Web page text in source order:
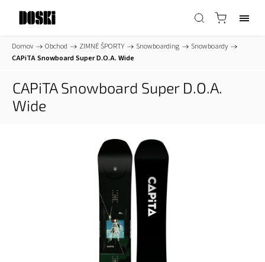
Domov / Obchod / ZIMNÉ ŠPORTY / Snowboarding / Snowboardy /
CAPiTA Snowboard Super D.O.A. Wide
CAPiTA Snowboard Super D.O.A.
Wide